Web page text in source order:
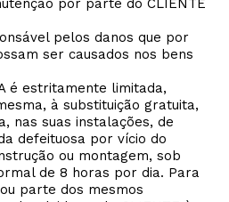
por parte do CLIENTE
pelos danos que por
ser causados nos bens
é estritamente limitada,
à substituição gratuita,
nas suas instalações, de
defeituosa por vício do
ou montagem, sob
de 8 horas por dia. Para
parte dos mesmos